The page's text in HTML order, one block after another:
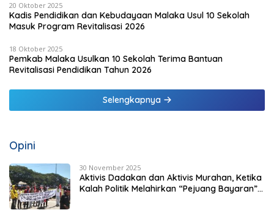
20 Oktober 2025
Kadis Pendidikan dan Kebudayaan Malaka Usul 10 Sekolah
Masuk Program Revitalisasi 2026
18 Oktober 2025
Pemkab Malaka Usulkan 10 Sekolah Terima Bantuan
Revitalisasi Pendidikan Tahun 2026
Selengkapnya
Opini
30 November 2025
Aktivis Dadakan dan Aktivis Murahan, Ketika
Kalah Politik Melahirkan “Pejuang Bayaran”